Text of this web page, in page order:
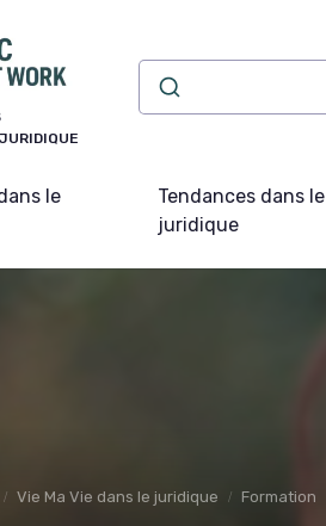
le
Tendances dans le
juridique
Vie Ma Vie dans le juridique Formation